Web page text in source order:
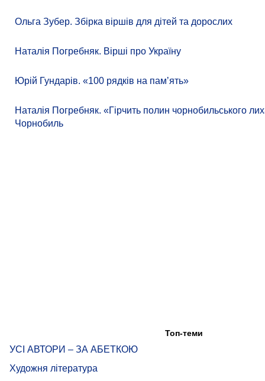
Ольга Зубер. Збірка віршів для дітей та дорослих
Наталія Погребняк. Вірші про Україну
Юрій Гундарів. «100 рядків на памʼять»
Наталія Погребняк. «Гірчить полин чорнобильського
Чорнобиль
Топ-теми
УСІ АВТОРИ – ЗА АБЕТКОЮ
Художня література